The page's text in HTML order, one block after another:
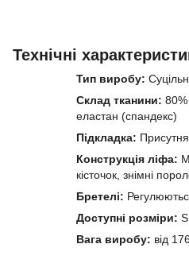
Технічні
Тип виробу:
Склад тканини:
еластан (спандекс)
Підкладка:
Конструкція ліфа:
кісточок, знімні
Бретелі:
Доступні розміри:
Вага виробу: від